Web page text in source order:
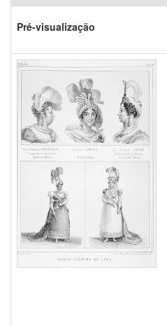
Pré-visualização